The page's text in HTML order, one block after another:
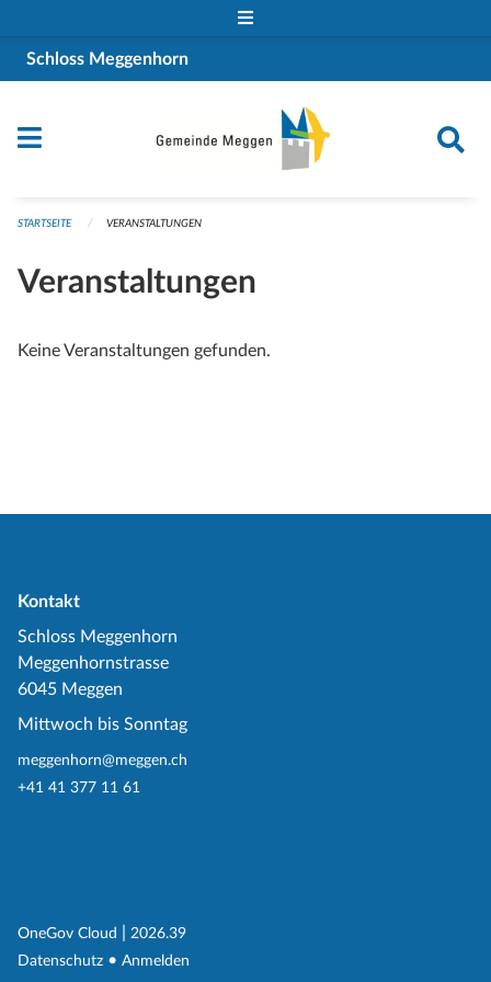
Schloss Meggenhorn
STARTSEITE VERANSTALTUNGEN
Veranstaltungen
Keine Veranstaltungen gefunden.
Kontakt
Schloss Meggenhorn
Meggenhornstrasse
6045 Meggen
Mittwoch bis Sonntag
meggenhorn@meggen.ch
+41 41 377 11 61
OneGov Cloud (External Link)
2026.39
Datenschutz (External Link)
Anmelden